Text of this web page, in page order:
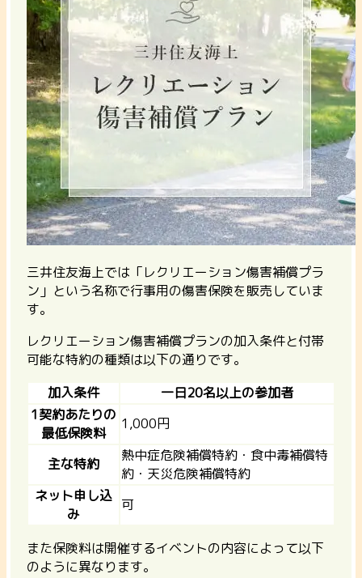
三井住友海上では「レクリエーション傷害補償プラ
ン」という名称で行事用の傷害保険を販売していま
す。
レクリエーション傷害補償プランの加入条件と付帯
可能な特約の種類は以下の通りです。
加入条件
一日20名以上の参加者
1契約あたりの
最低保険料
1,000円
主な特約
熱中症危険補償特約・食中毒補償特
約・天災危険補償特約
ネット申し込
み
可
また保険料は開催するイベントの内容によって以下
のように異なります。